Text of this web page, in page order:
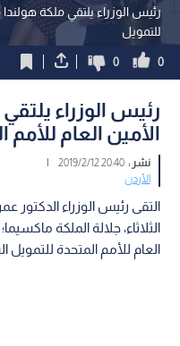
رئيس الوزراء يلتقي ملكة
للتمويل
0
0
رئيس الوزراء
الأمين العام للأمم
نشر :20:40 2019/2/12
|
الأردن
التقى رئيس الوزراء الدكتور
الثلاثاء، جلالة الملكة
العام للأمم المتحدة للتمويل